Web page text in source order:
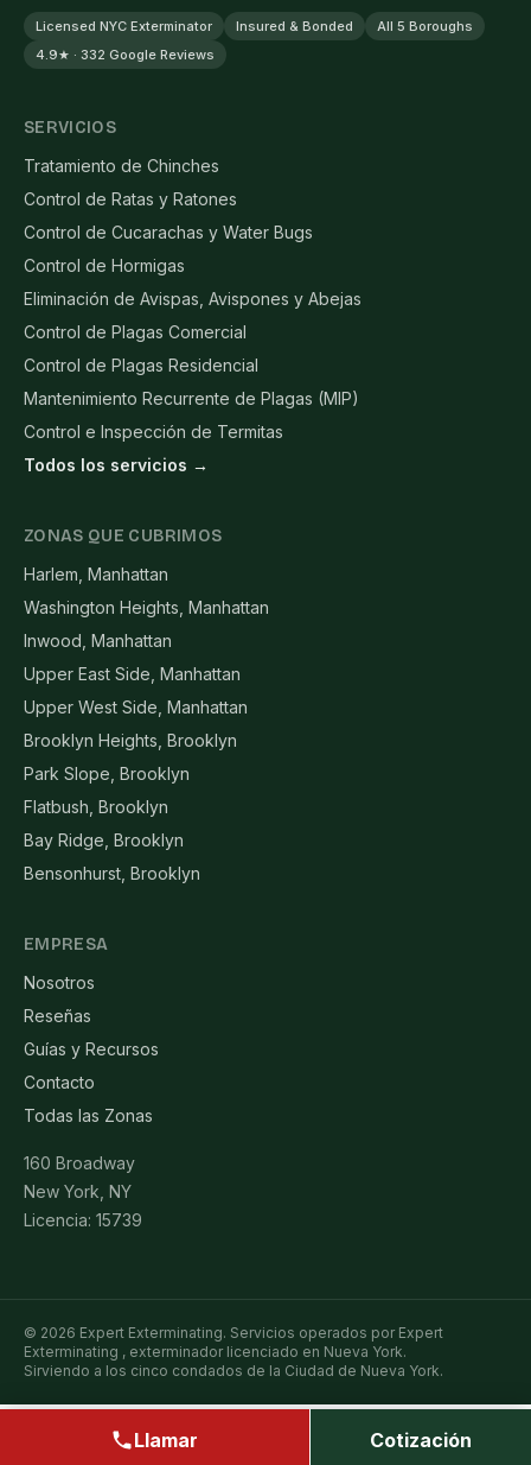
Licensed NYC Exterminator Insured & Bonded
All 5 Boroughs
4.9★ · 332 Google Reviews
SERVICIOS
Tratamiento de Chinches
Control de Ratas y Ratones
Control de Cucarachas y Water Bugs
Control de Hormigas
Eliminación de Avispas, Avispones y Abejas
Control de Plagas Comercial
Control de Plagas Residencial
Mantenimiento Recurrente de Plagas (MIP)
Control e Inspección de Termitas
Todos los servicios →
ZONAS QUE CUBRIMOS
Harlem, Manhattan
Washington Heights, Manhattan
Inwood, Manhattan
Upper East Side, Manhattan
Upper West Side, Manhattan
Brooklyn Heights, Brooklyn
Park Slope, Brooklyn
Flatbush, Brooklyn
Bay Ridge, Brooklyn
Bensonhurst, Brooklyn
EMPRESA
Nosotros
Reseñas
Guías y Recursos
Contacto
Todas las Zonas
160 Broadway
New York, NY
Licencia: 15739
© 2026 Expert Exterminating. Servicios operados por Expert
Exterminating , exterminador licenciado en Nueva York.
Sirviendo a los cinco condados de la Ciudad de Nueva York.
Llamar Cotización